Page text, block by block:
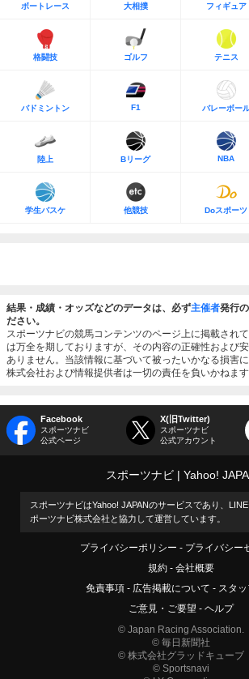
ボートレース 大相撲 フィギュア
格闘技 ゴルフ テニス
バドミントン F1 バレーボー
陸上 Bリーグ NBA
学生バスケ 他競技 Doスポーツ
結果・成績・オッズなどのデータは、必ず主催者発行
ださい。
スポーツナビの競馬コンテンツのページ上に掲載され
は万全を期しておりますが、その内容の正確性および
ありません。当該情報に基づいて被ったいかなる損害
株式会社および情報提供者は一切の責任を負いかねます
Facebook
スポーツナビ
公式ページ
X(旧Twitter)
スポーツナビ
公式アカウント
スポーツナビ Yahoo!
スポーツナビはYahoo! JAPANのサービスであり、
ポーツナビ株式会社と協力して運営しています。
プライバシーポリシー
プライバシー
規約
会社概要
免責事項
広告掲載について
スタ
ご意見・ご要望
ヘルプ
© Japan Racing Association.
© 毎日新聞社
© 株式会社グラッドキューブ
© Sportsnavi